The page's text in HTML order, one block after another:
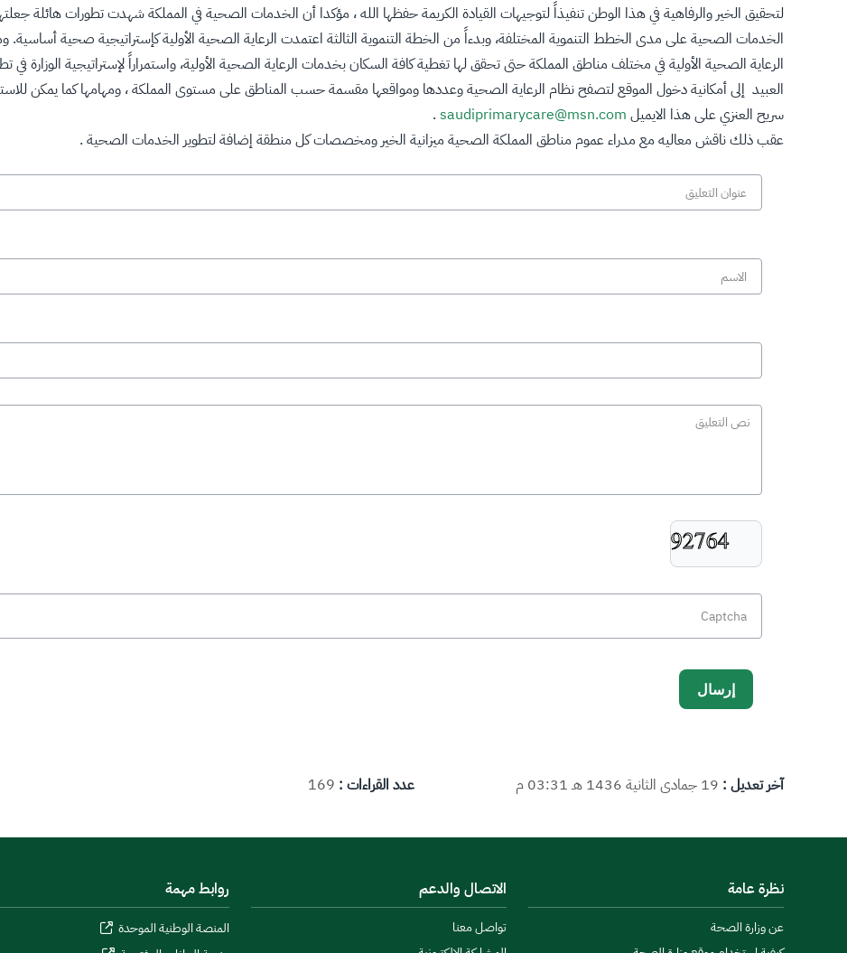
لتحقيق الخير والرفاهية في هذا الوطن تنفيذاً لتوجيهات القيادة الكريمة حفظها الله ، مؤكدا أن الخدمات الصحية في المملكة شهدت تطورات هائلة
الخدمات الصحية على مدى الخطط التنموية المختلفة، وبدءاً من الخطة التنموية الثالثة اعتمدت الرعاية الصحية الأولية كإستراتيجية صحية أساسية.
الرعاية الصحية الأولية في مختلف مناطق المملكة حتى تحقق لها تغطية كافة السكان بخدمات الرعاية الصحية الأولية، واستمراراً لإستراتيجية الوزارة في
العبيد إلى أمكانية دخول الموقع لتصفح نظام الرعاية الصحية وعددها ومواقعها مقسمة حسب المناطق على مستوى المملكة ، ومهامها كما يمكن
سريح العنزي على هذا الايميل saudiprimarycare@msn.com
.
عقب ذلك ناقش معاليه مع مدراء عموم مناطق المملكة الصحية ميزانية الخير ومخصصات كل منطقة إضافة لتطوير الخدمات الصحية .
آخر تعديل : 19 جمادى الثانية 1436 هـ 03:31 م عدد القراءات : 169
نظرة عامة
عن وزارة الصحة
الاتصال والدعم
تواصل معنا
روابط مهمة
المنصة الوطنية الموحدة